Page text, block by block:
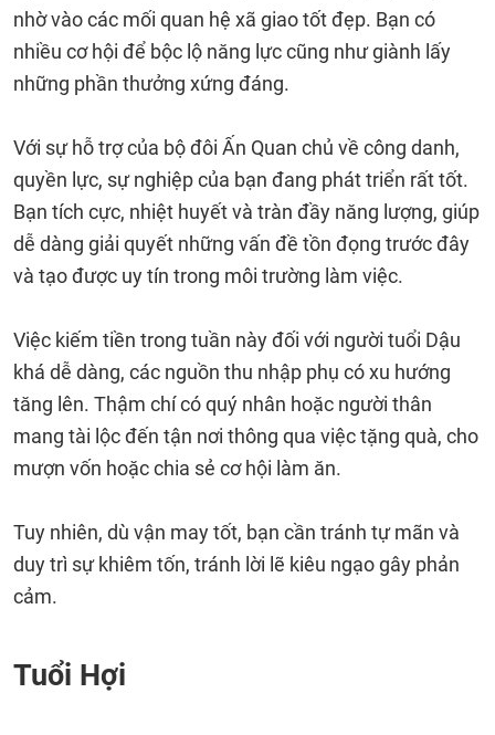
nhờ vào các mối quan hệ xã giao tốt đẹp. Bạn có
nhiều cơ hội để bộc lộ năng lực cũng như giành lấy
những phần thưởng xứng đáng.
Với sự hỗ trợ của bộ đôi Ấn Quan chủ về công danh,
quyền lực, sự nghiệp của bạn đang phát triển rất tốt.
Bạn tích cực, nhiệt huyết và tràn đầy năng lượng, giúp
dễ dàng giải quyết những vấn đề tồn đọng trước đây
và tạo được uy tín trong môi trường làm việc.
Việc kiếm tiền trong tuần này đối với người tuổi Dậu
khá dễ dàng, các nguồn thu nhập phụ có xu hướng
tăng lên. Thậm chí có quý nhân hoặc người thân
mang tài lộc đến tận nơi thông qua việc tặng quà, cho
mượn vốn hoặc chia sẻ cơ hội làm ăn.
Tuy nhiên, dù vận may tốt, bạn cần tránh tự mãn và
duy trì sự khiêm tốn, tránh lời lẽ kiêu ngạo gây phản
cảm.
Tuổi Hợi